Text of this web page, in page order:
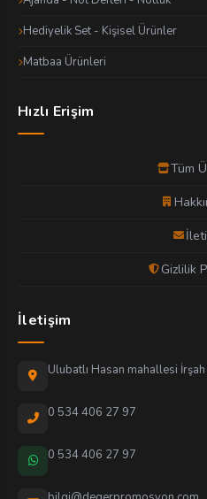
Hediyelik Set - Kişisel Ürünler
Matbaa Ürünleri
Hızlı Erişim
Tüm
Gizlilik
İletişim
Ulubatlı Hasan mahallesi
0 534 406 27 97
0 534 406 27 97